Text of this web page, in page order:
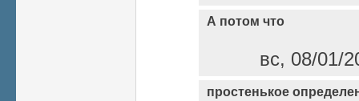
А потом что
вс, 08/01/
простенькое